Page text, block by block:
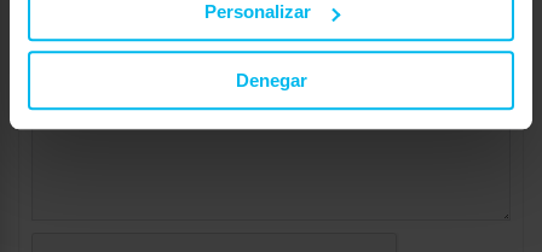
Personalizar
Denegar